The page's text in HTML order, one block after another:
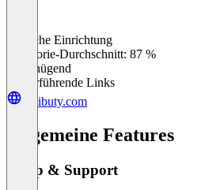
Einfache Einrichtung
Kategorie-Durchschnitt: 87 %
Ungenügend
Weiterführende Links
attributy.com
Allgemeine Features
Setup & Support